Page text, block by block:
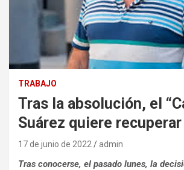
TRABAJO
Tras la absolución, el
Suárez quiere recuperar
17 de junio de 2022 admin
Tras conocerse, el pasado lunes, la